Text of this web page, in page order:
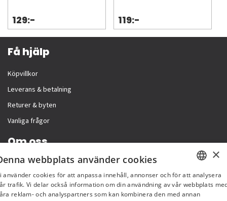
129:- 119:-
Få hjälp
Köpvillkor
Leverans & betalning
Returer & byten
Vanliga frågor
Om oss
Företagsinformation
SWEDISH
FI
×
webbplats använder cookies
använder cookies för att anpassa innehåll, annonser och för att analysera
trafik. Vi delar också information om din användning av vår webbplats
reklam- och analyspartners som kan kombinera den med annan